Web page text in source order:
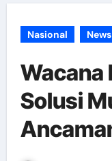
Nasional News
Wacana
Solusi